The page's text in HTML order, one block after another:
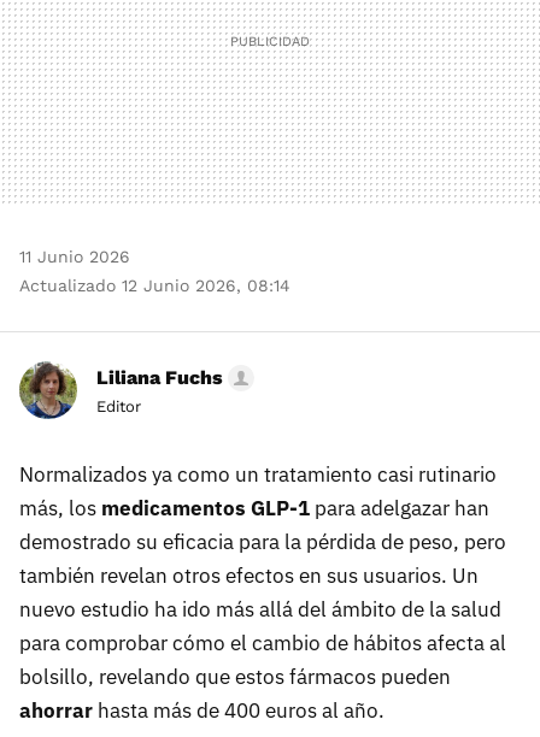
11 Junio 2026
Actualizado 12 Junio 2026, 08:14
Liliana Fuchs
Editor
Normalizados ya como un tratamiento casi rutinario
más, los medicamentos GLP-1 para adelgazar han
demostrado su eficacia para la pérdida de peso, pero
también revelan otros efectos en sus usuarios. Un
nuevo estudio ha ido más allá del ámbito de la salud
para comprobar cómo el cambio de hábitos afecta al
bolsillo, revelando que estos fármacos pueden
ahorrar hasta más de 400 euros al año.